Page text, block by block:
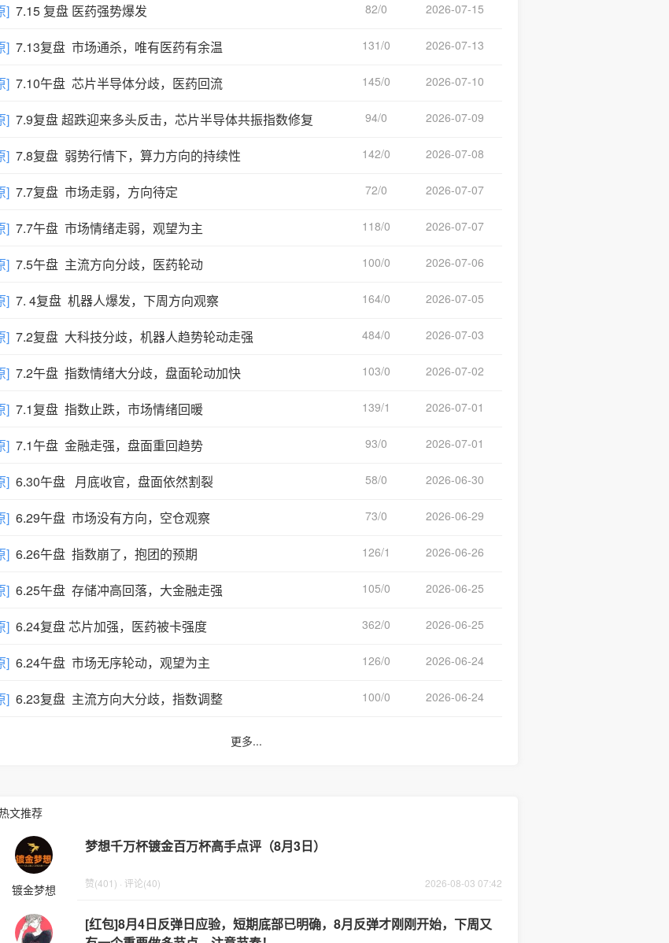
] 7.15 复盘 医药强势爆发 82/0 2026-07-15
] 7.13复盘 市场通杀，唯有医药有余温 131/0 2026-07-13
] 7.10午盘 芯片半导体分歧，医药回流 145/0 2026-07-10
] 7.9复盘 超跌迎来多头反击，芯片半导体共振指数修复 94/0 2026-07-09
] 7.8复盘 弱势行情下，算力方向的持续性 142/0 2026-07-08
] 7.7复盘 市场走弱，方向待定 72/0 2026-07-07
] 7.7午盘 市场情绪走弱，观望为主 118/0 2026-07-07
] 7.5午盘 主流方向分歧，医药轮动 100/0 2026-07-06
] 7. 4复盘 机器人爆发，下周方向观察 164/0 2026-07-05
] 7.2复盘 大科技分歧，机器人趋势轮动走强 484/0 2026-07-03
] 7.2午盘 指数情绪大分歧，盘面轮动加快 103/0 2026-07-02
] 7.1复盘 指数止跌，市场情绪回暖 139/1 2026-07-01
] 7.1午盘 金融走强，盘面重回趋势 93/0 2026-07-01
] 6.30午盘 月底收官，盘面依然割裂 58/0 2026-06-30
] 6.29午盘 市场没有方向，空仓观察 73/0 2026-06-29
] 6.26午盘 指数崩了，抱团的预期 126/1 2026-06-26
] 6.25午盘 存储冲高回落，大金融走强 105/0 2026-06-25
] 6.24复盘 芯片加强，医药被卡强度 362/0 2026-06-25
] 6.24午盘 市场无序轮动，观望为主 126/0 2026-06-24
] 6.23复盘 主流方向大分歧，指数调整 100/0 2026-06-24
更多...
文推荐
镀金梦想
梦想千万杯镀金百万杯高手点评（8月3日）
赞(401) · 评论(40) 2026-08-03 07:42
[红包]8月4日反弹日应验，短期底部已明确，8月反弹才刚刚开始，下周又